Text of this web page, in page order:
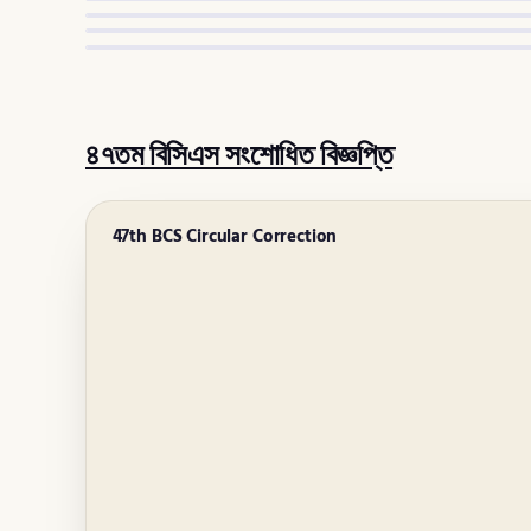
৪৭তম বিসিএস সংশোধিত বিজ্ঞপ্তি
47th BCS Circular Correction